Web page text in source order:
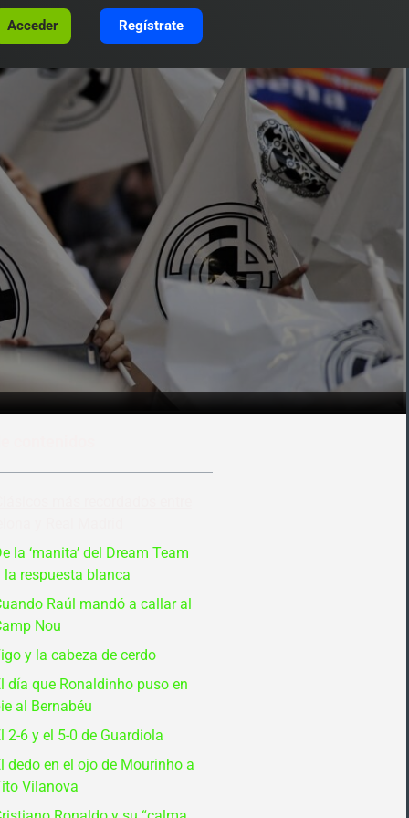
Acceder Regístrate
la ‘manita’ del Dream Team
la respuesta blanca
Raúl mandó a callar al
Nou
y la cabeza de cerdo
día que Ronaldinho puso en
al Bernabéu
2-6 y el 5-0 de Guardiola
dedo en el ojo de Mourinho a
Vilanova